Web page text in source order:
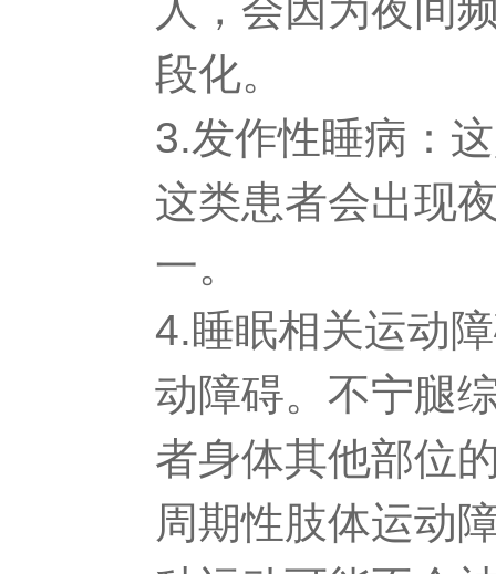
段化。
3.发作性睡病：
这类患者会出现
一。
4.睡眠相关运动
动障碍。不宁腿
者身体其他部位
周期性肢体运动